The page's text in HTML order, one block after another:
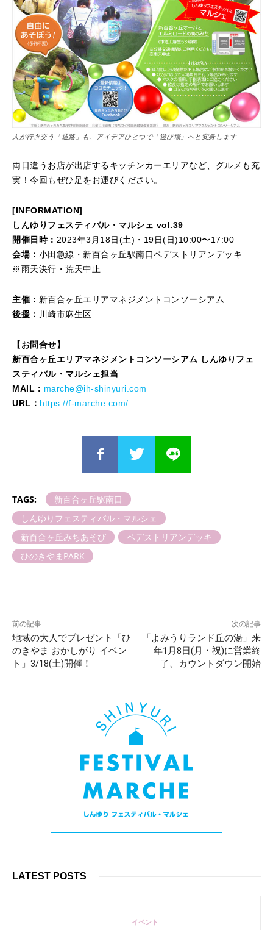
人が行き交う「通路」も、アイデアひとつで「遊び場」へと変身します
両日違うお店が出店するキッチンカーエリアなど、グルメも充
実！今回もぜひ足をお運びください。
[INFORMATION]
しんゆりフェスティバル・マルシェ vol.39
開催日時： 2023年3月18日(土)・19日(日)10:00〜17:00
会場： 小田急線・新百合ヶ丘駅南口ペデストリアンデッキ
※雨天決行・荒天中止
主催： 新百合ヶ丘エリアマネジメントコンソーシアム
後援： 川崎市麻生区
【お問合せ】
新百合ヶ丘エリアマネジメントコンソーシアム しんゆりフェ
スティバル・マルシェ担当
MAIL： marche@ih-shinyuri.com
URL： https://f-marche.com/
TAGS:
新百合ヶ丘駅南口
しんゆりフェスティバル・マルシェ
新百合ヶ丘みちあそび
ペデストリアンデッキ
ひのきやまPARK
前の記事
地域の大人でプレゼント「ひ
のきやま おかしがり イベン
ト」3/18(土)開催！
次の記事
「よみうりランド丘の湯」来
年1月8日(月・祝)に営業終
了、カウントダウン開始
LATEST POSTS
イベント